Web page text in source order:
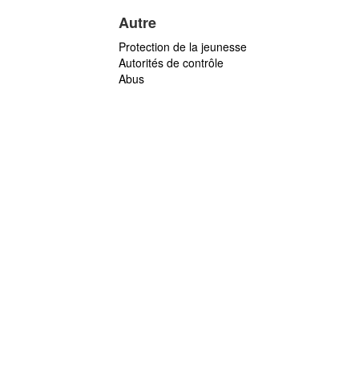
Autre
Protection de la jeunesse
Autorités de contrôle
Abus